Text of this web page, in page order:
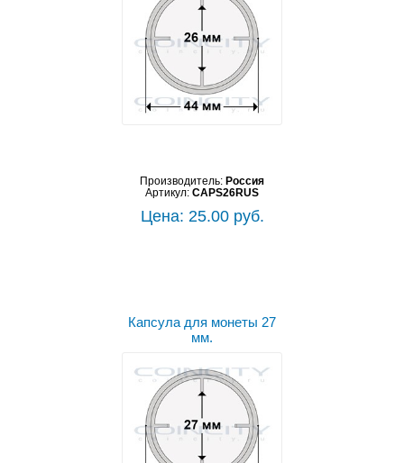
Производитель: Россия
Артикул: CAPS26RUS
Цена: 25.00 руб.
Капсула для монеты 27
мм.